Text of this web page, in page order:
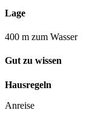
Lage
400 m zum Wasser
Gut zu wissen
Hausregeln
Anreise